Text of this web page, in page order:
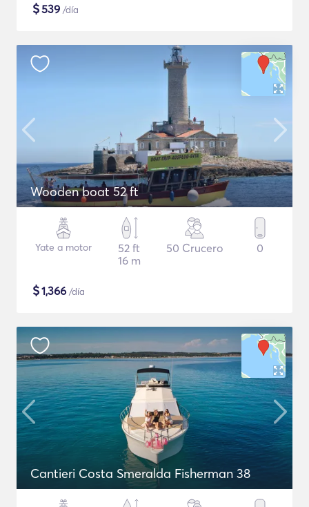
$539 /día
Wooden boat 52 ft
Yate a motor
52 ft
16 m
50 Crucero 0
$1,366 /día
Cantieri Costa Smeralda Fisherman 38